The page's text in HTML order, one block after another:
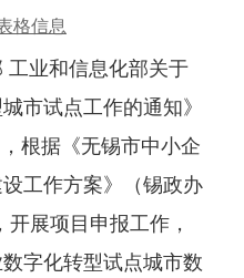
格信息
业和信息化部关于
市试点工作的通知》
根据《无锡市中小企
工作方案》（锡政办
展项目申报工作，
字化转型试点城市数